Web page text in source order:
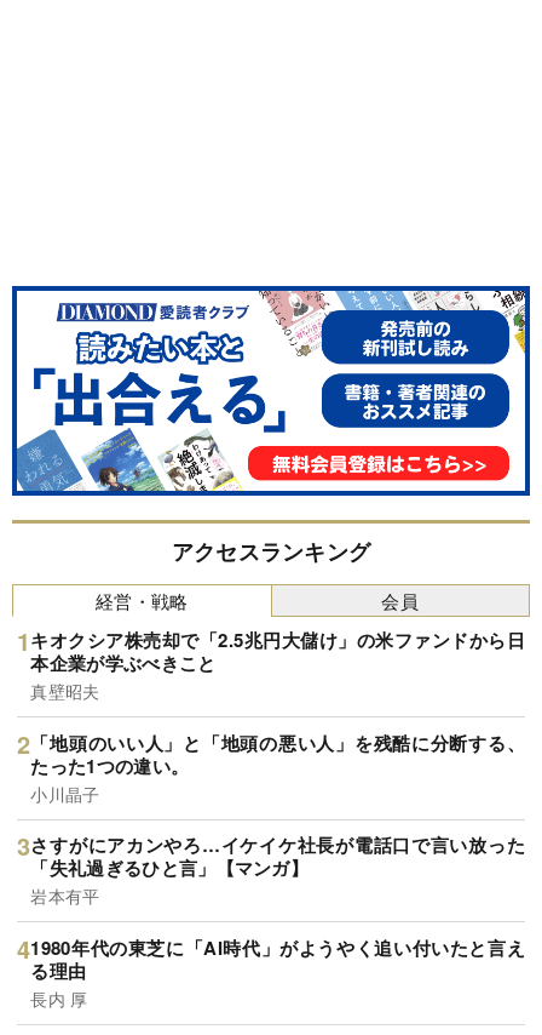
アクセスランキング
経営・戦略
キオクシア株売却で「2.5兆円大儲け」の米ファンドから日
本企業が学ぶべきこと
真壁昭夫
「地頭のいい人」と「地頭の悪い人」を残酷に分断する、
たった1つの違い。
小川晶子
さすがにアカンやろ…イケイケ社長が電話口で言い放った
「失礼過ぎるひと言」【マンガ】
岩本有平
1980年代の東芝に「AI時代」がようやく追い付いたと言え
る理由
長内 厚
会員